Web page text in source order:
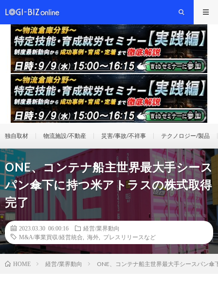
独自取材 物流施設/不動産 災害/事故/不祥事 テクノロジー/製品
ONE、コンテナ船主世界最大手シース
パン傘下に持つ米アトラスの株式取得
完了
2023.03.30 06:00:16
経営/業界動向
M&A/事業買収/経営統合
海外 プレスリリースなど
HOME 経営/業界動向 ONE、コンテナ船主世界最大手シースパン